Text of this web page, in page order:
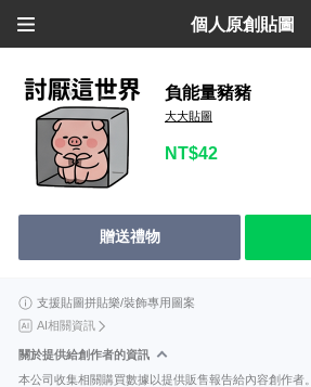
個人原創貼圖
負能量豬豬
大大貼圖
NT$42
贈送禮物
支援貼圖拼貼樂/裝飾專用圖案
AI相關資訊
關於提供給創作者的資訊
本公司收集相關購買數據以提供販售報告給內容創作者。